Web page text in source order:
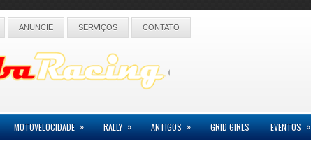
ANUNCIE SERVIÇOS CONTATO
MOTOVELOCIDADE » RALLY » ANTIGOS » GRID GIRLS EVENTOS »